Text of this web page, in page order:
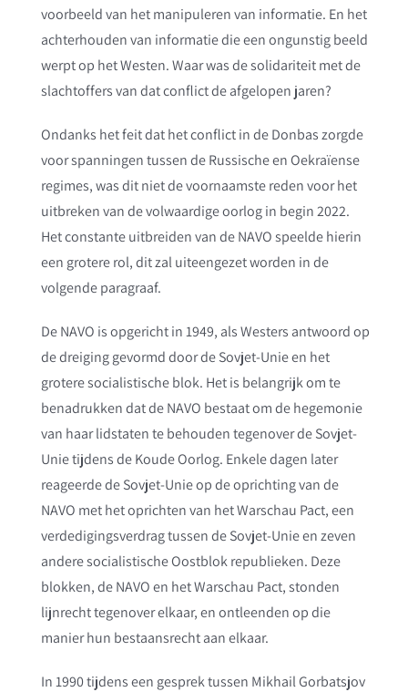
voorbeeld van het manipuleren van informatie. En het
achterhouden van informatie die een ongunstig beeld
werpt op het Westen. Waar was de solidariteit met de
slachtoffers van dat conflict de afgelopen jaren?
Ondanks het feit dat het conflict in de Donbas zorgde
voor spanningen tussen de Russische en Oekraïense
regimes, was dit niet de voornaamste reden voor het
uitbreken van de volwaardige oorlog in begin 2022.
Het constante uitbreiden van de NAVO speelde hierin
een grotere rol, dit zal uiteengezet worden in de
volgende paragraaf.
De NAVO is opgericht in 1949, als Westers antwoord op
de dreiging gevormd door de Sovjet-Unie en het
grotere socialistische blok. Het is belangrijk om te
benadrukken dat de NAVO bestaat om de hegemonie
van haar lidstaten te behouden tegenover de Sovjet-
Unie tijdens de Koude Oorlog. Enkele dagen later
reageerde de Sovjet-Unie op de oprichting van de
NAVO met het oprichten van het Warschau Pact, een
verdedigingsverdrag tussen de Sovjet-Unie en zeven
andere socialistische Oostblok republieken. Deze
blokken, de NAVO en het Warschau Pact, stonden
lijnrecht tegenover elkaar, en ontleenden op die
manier hun bestaansrecht aan elkaar.
In 1990 tijdens een gesprek tussen Mikhail Gorbatsjov